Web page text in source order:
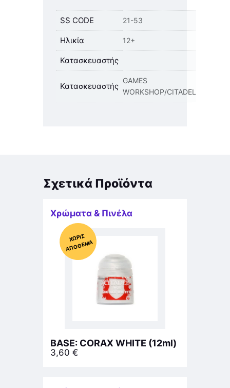
SS CODE 21-53
Ηλικία 12+
Κατασκευαστής
Κατασκευαστής
GAMES
WORKSHOP/CITADEL
Σχετικά Προϊόντα
Χρώματα & Πινέλα
Χ
ΩΡΊΣ
Α
Π
Ό
ΘΕ
ΜΑ
BASE: CORAX WHITE (12ml)
3,60 €